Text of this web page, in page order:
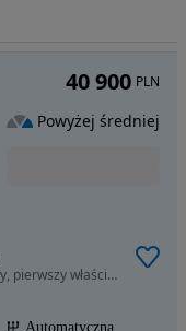
2400 cm3 • 163 KM • Super stan , bardzo ładny, pierwszy właściciel !!!
Automatyczna
40 900 PLN
Powyżej średniej